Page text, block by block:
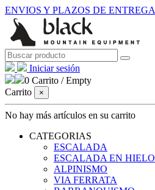
ENVIOS Y PLAZOS DE ENTREGA
Iniciar sesión
0 Carrito /Empty
Carrito
×
No hay más artículos en su carrito
CATEGORIAS
ESCALADA
ESCALADA EN HIELO
ALPINISMO
VIA FERRATA